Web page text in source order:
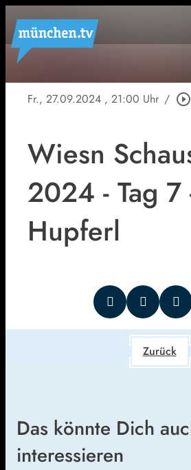
Fr., 27.09.2024 , 21:00 Uhr / play_circle_outline
Wiesn
2024 - Tag 7
Hupferl
Zurück
Das könnte Dich
interessieren